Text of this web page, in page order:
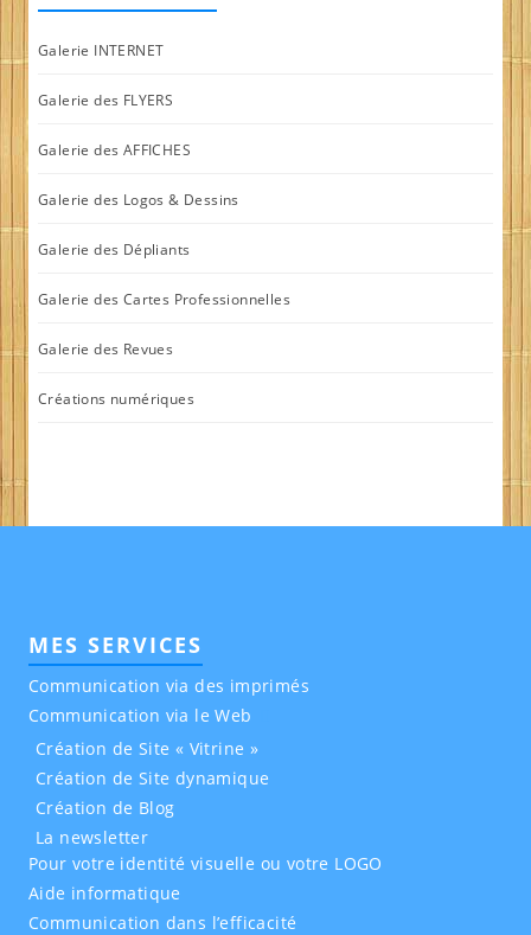
Galerie INTERNET
Galerie des FLYERS
Galerie des AFFICHES
Galerie des Logos & Dessins
Galerie des Dépliants
Galerie des Cartes Professionnelles
Galerie des Revues
Créations numériques
MES SERVICES
Communication via des imprimés
Communication via le Web
Création de Site « Vitrine »
Création de Site dynamique
Création de Blog
La newsletter
Pour votre identité visuelle ou votre LOGO
Aide informatique
Communication dans l’efficacité